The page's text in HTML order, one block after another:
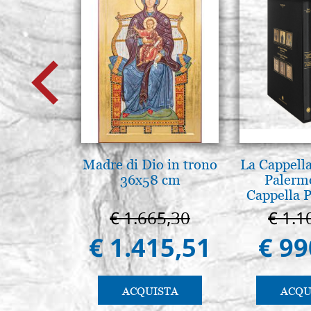
Madre di Dio in trono
36x58 cm
€ 1.665,30
€ 1.415,51
ACQUISTA
La
Cappella
€
€